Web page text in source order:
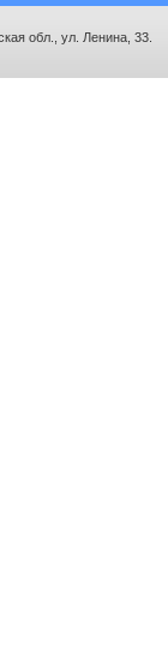
обл., ул. Ленина, 33.